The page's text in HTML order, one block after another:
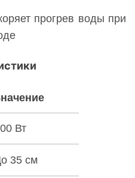
прогрев воды при
Вт
35 см